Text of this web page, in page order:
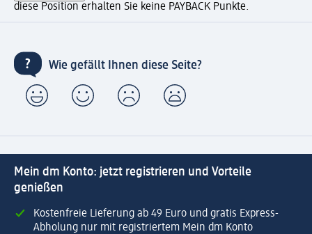
diese Position erhalten Sie keine PAYBACK Punkte.
Wie gefällt Ihnen diese Seite?
Mein dm Konto: jetzt registrieren und Vorteile
genießen
Kostenfreie Lieferung ab 49 Euro und gratis Express-
Abholung nur mit registriertem Mein dm Konto